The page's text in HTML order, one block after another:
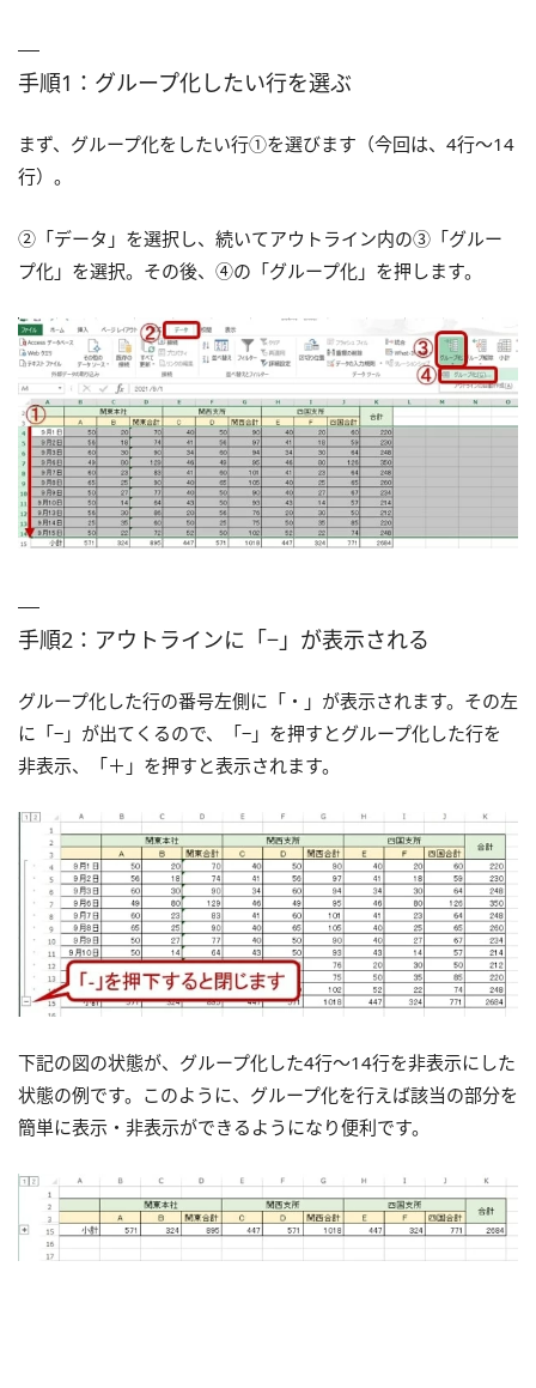
手順1：グループ化したい行を選ぶ
まず、グループ化をしたい行①を選びます（今回は、4行～14
行）。
②「データ」を選択し、続いてアウトライン内の③「グルー
プ化」を選択。その後、④の「グループ化」を押します。
手順2：アウトラインに「−」が表示される
グループ化した行の番号左側に「・」が表示されます。その左
に「−」が出てくるので、「−」を押すとグループ化した行を
非表示、「＋」を押すと表示されます。
下記の図の状態が、グループ化した4行～14行を非表示にした
状態の例です。このように、グループ化を行えば該当の部分を
簡単に表示・非表示ができるようになり便利です。